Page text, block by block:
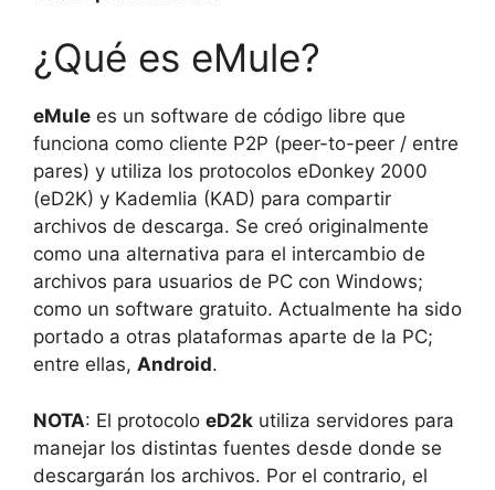
¿Qué es eMule?
eMule es un software de código libre que
funciona como cliente P2P (peer-to-peer / entre
pares) y utiliza los protocolos eDonkey 2000
(eD2K) y Kademlia (KAD) para compartir
archivos de descarga. Se creó originalmente
como una alternativa para el intercambio de
archivos para usuarios de PC con Windows;
como un software gratuito. Actualmente ha sido
portado a otras plataformas aparte de la PC;
entre ellas, Android.
NOTA: El protocolo eD2k utiliza servidores para
manejar los distintas fuentes desde donde se
descargarán los archivos. Por el contrario, el